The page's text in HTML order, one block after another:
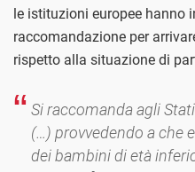
le istituzioni europee hanno
raccomandazione per
rispetto alla situazione di
Si raccomanda agli
(…) provvedendo a che
dei bambini di età